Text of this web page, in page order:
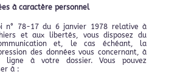
à caractère personnel
n° 78-17 du 6 janvier 1978 relative à
et aux libertés, vous disposez du
et, le cas échéant, la
des données vous concernant, à
ligne à votre dossier. Vous pouvez
à :